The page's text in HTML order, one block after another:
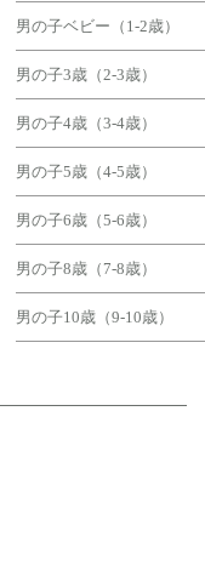
男の子ベビー（1-2歳）
男の子3歳（2-3歳）
男の子4歳（3-4歳）
男の子5歳（4-5歳）
男の子6歳（5-6歳）
男の子8歳（7-8歳）
男の子10歳（9-10歳）